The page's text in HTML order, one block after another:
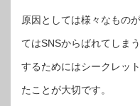
原因としては様々なもの
てはSNSからばれてしま
するためにはシークレッ
たことが大切です。